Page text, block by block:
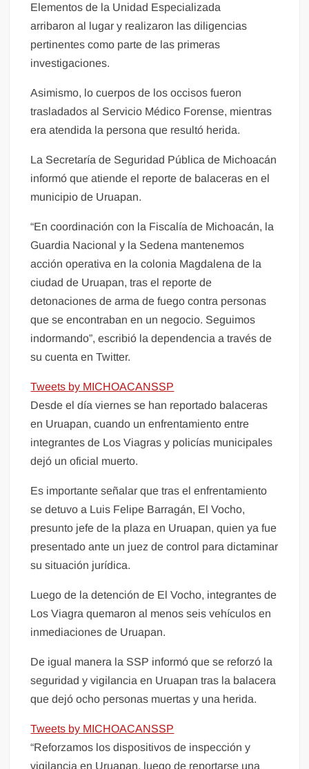
Elementos de la Unidad Especializada
arribaron al lugar y realizaron las diligencias
pertinentes como parte de las primeras
investigaciones.
Asimismo, lo cuerpos de los occisos fueron
trasladados al Servicio Médico Forense, mientras
era atendida la persona que resultó herida.
La Secretaría de Seguridad Pública de Michoacán
informó que atiende el reporte de balaceras en el
municipio de Uruapan.
“En coordinación con la Fiscalía de Michoacán, la
Guardia Nacional y la Sedena mantenemos
acción operativa en la colonia Magdalena de la
ciudad de Uruapan, tras el reporte de
detonaciones de arma de fuego contra personas
que se encontraban en un negocio. Seguimos
indormando”, escribió la dependencia a través de
su cuenta en Twitter.
Tweets by MICHOACANSSP
Desde el día viernes se han reportado balaceras
en Uruapan, cuando un enfrentamiento entre
integrantes de Los Viagras y policías municipales
dejó un oficial muerto.
Es importante señalar que tras el enfrentamiento
se detuvo a Luis Felipe Barragán, El Vocho,
presunto jefe de la plaza en Uruapan, quien ya fue
presentado ante un juez de control para dictaminar
su situación jurídica.
Luego de la detención de El Vocho, integrantes de
Los Viagra quemaron al menos seis vehículos en
inmediaciones de Uruapan.
De igual manera la SSP informó que se reforzó la
seguridad y vigilancia en Uruapan tras la balacera
que dejó ocho personas muertas y una herida.
Tweets by MICHOACANSSP
“Reforzamos los dispositivos de inspección y
vigilancia en Uruapan, luego de reportarse una